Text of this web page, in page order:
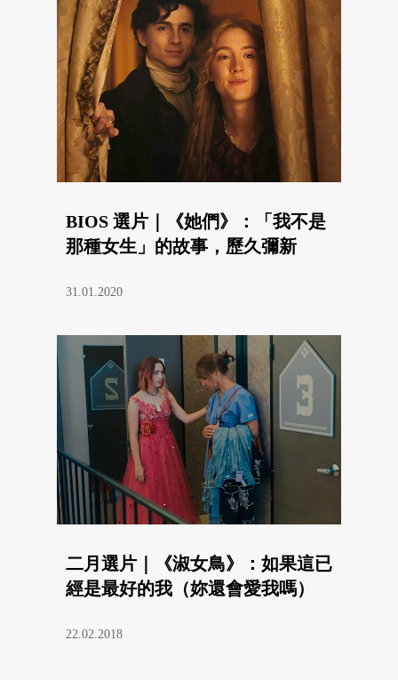
BIOS 選片｜《她們》：「我不是
那種女生」的故事，歷久彌新
31.01.2020
二月選片｜《淑女鳥》：如果這已
經是最好的我（妳還會愛我嗎）
22.02.2018